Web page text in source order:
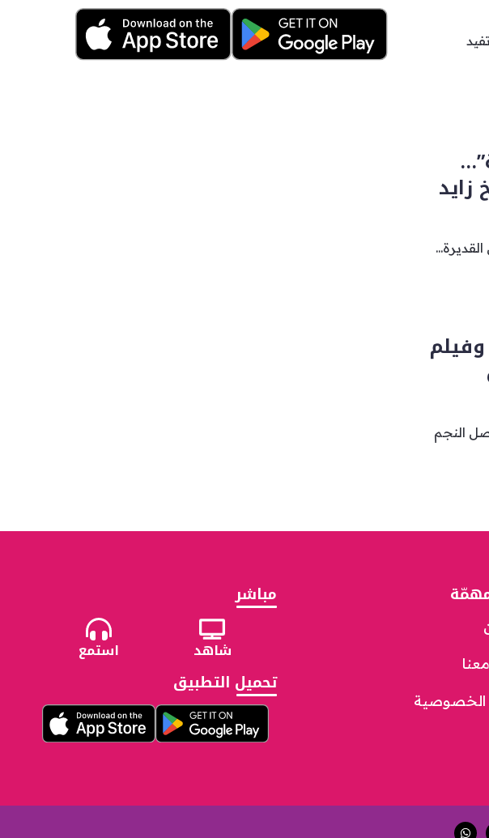
زايد
النجم
مباشر
شاهد استمع
تحميل التطبيق